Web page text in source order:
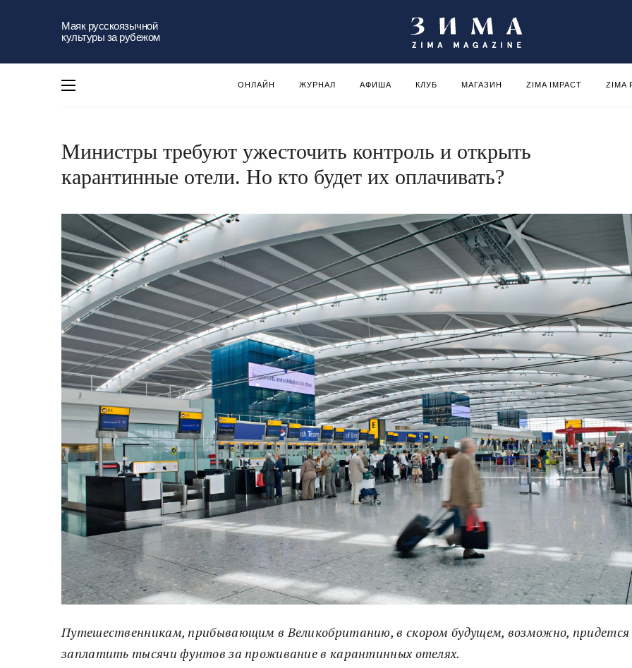
Маяк русскоязычной
культуры за рубежом
ОНЛАЙН ЖУРНАЛ АФИША КЛУБ МАГАЗИН ZIMA IMPACT ZIMA
Министры требуют ужесточить контроль и открыть
карантинные отели. Но кто будет их оплачивать?
Путешественникам, прибывающим в Великобританию, в скором будущем, возможно, придется
заплатить тысячи фунтов за проживание в карантинных отелях.